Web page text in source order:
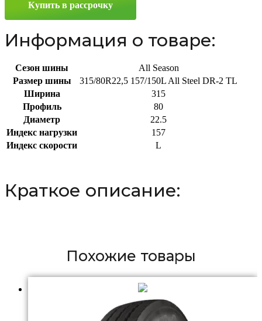
R22.5
Купить в рассрочку
Информация о товаре:
Сезон шины
All Season
Размер шины
315/80R22,5 157/150L All Steel DR-2 TL
Ширина
315
Профиль
80
Диаметр
22.5
Индекс нагрузки
157
Индекс скорости
L
Краткое описание:
Похожие товары